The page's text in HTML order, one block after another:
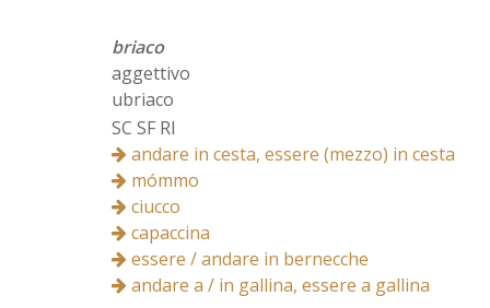
briaco
aggettivo
ubriaco
SC SF RI
andare in cesta, essere (mezzo) in cesta
mómmo
ciucco
capaccina
essere / andare in bernecche
andare a / in gallina, essere a gallina